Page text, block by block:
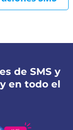
de SMS y
en todo el